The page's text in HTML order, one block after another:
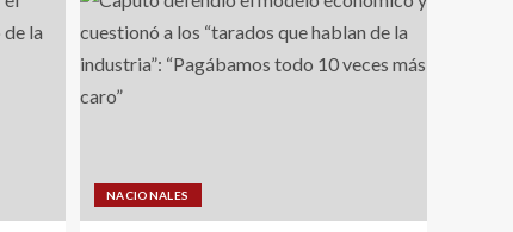
NACIONALES